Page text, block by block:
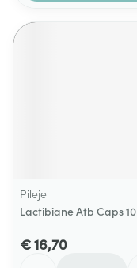
Pileje
Lactibiane Atb Caps 10
€ 16,70